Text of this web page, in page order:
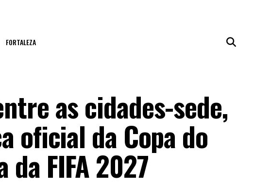
FORTALEZA
as cidades-sede,
oficial da Copa do
da FIFA 2027